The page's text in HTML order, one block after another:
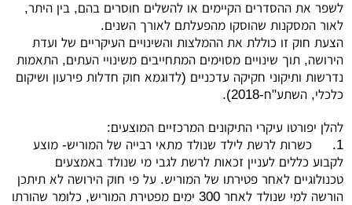
לשפר את ההסדרים הקיימים או להשלים חוסרים בהם, בין היתר,
לאור המסקנות שהוסקו מהפעלתם לאורך השנים.
הצעת חוק זו כוללת את ההמלצות והשינויים העיקריים של ועדת
הירושה, תוך שינויים מסוימים המתחייבים משינויי העתים, התאמות
נדרשות ותיקוני חקיקה עדכניים (לדוגמא חוק חדלות פירעון ושיקום
כלכלי, השתע"ח-2018).
להלן יפורטו עיקרי התיקונים המרכזיים המוצעים:
1.
כשרות לרשת לילד שנולד מתאי רבייה של המוריש- מוצע
לקבוע כללים לעניין זכאות לרשת לגבי מי שנולד באמצעים
טכנולוגיים לאחר פטירתו של המוריש. על פי חוק הירושה לא תיתכן
הורשה למי שנולד לאחר 300 ימים מפטירת המוריש, כלומר שהורתו